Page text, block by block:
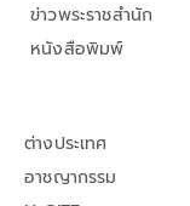
ข่าวพระราชสำนัก
หนังสือพิมพ์
ต่างประเทศ
อาชญากรรม